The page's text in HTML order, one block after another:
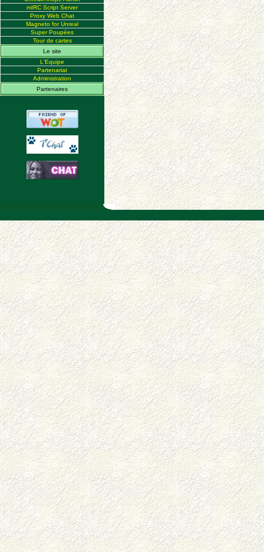
mIRC Script Server
Proxy Web Chat
Magneto for Unreal
Super Poupées
Tour de cartes
Le site
L'Equipe
Partenariat
Administration
Partenaires